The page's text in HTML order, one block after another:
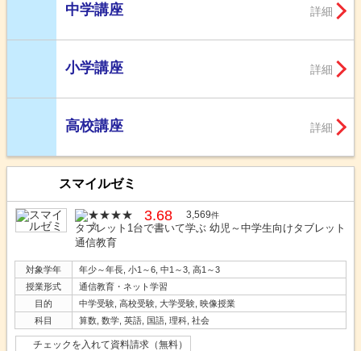
中学講座 詳細
小学講座 詳細
高校講座 詳細
スマイルゼミ
3.68 3,569件
タブレット1台で書いて学ぶ 幼児～中学生向けタブレット
通信教育
対象学年
年少～年長, 小1～6, 中1～3, 高1～3
授業形式
通信教育・ネット学習
目的
中学受験, 高校受験, 大学受験, 映像授業
科目
算数, 数学, 英語, 国語, 理科, 社会
チェックを入れて資料請求（無料）